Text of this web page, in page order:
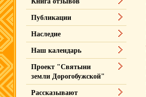
Публикации
Наследие
Наш календарь
Проект "Святыни
земли Дорогобужской"
Рассказывают